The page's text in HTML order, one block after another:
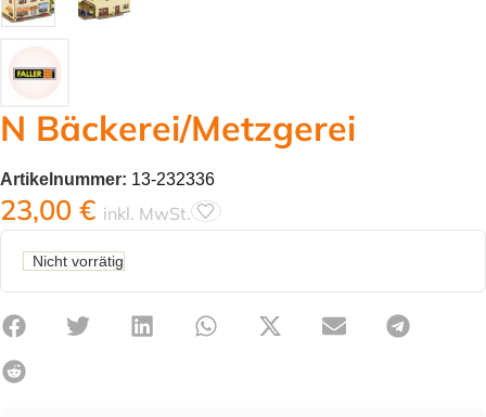
N Bäckerei/Metzgerei
Artikelnummer: 13-232336
23,00 € inkl. MwSt.
Nicht vorrätig